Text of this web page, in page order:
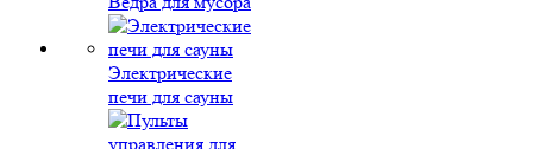
Электрические
печи для сауны